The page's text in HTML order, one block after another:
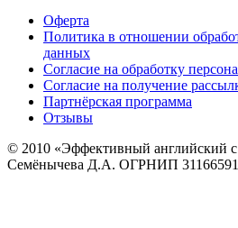
Оферта
Политика в отношении
данных
Согласие на обработку
Согласие на получение
Партнёрская программа
Отзывы
© 2010 «Эффективный английский
Семёнычева Д.А. ОГРНИП